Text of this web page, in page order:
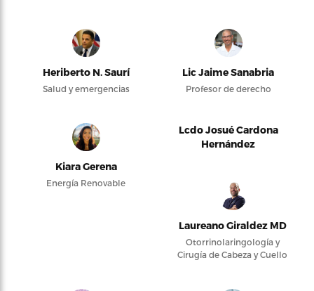
Heriberto N. Saurí
Salud y emergencias
Lic Jaime Sanabria
Profesor de derecho
Kiara Gerena
Energía Renovable
Lcdo Josué Cardona
Hernández
Laureano Giraldez MD
Otorrinolaringología y
Cirugía de Cabeza y Cuello